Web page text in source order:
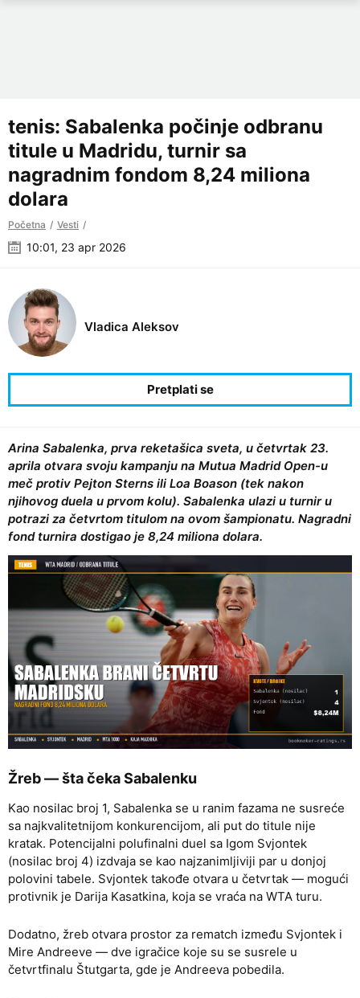
tenis: Sabalenka počinje odbranu
titule u Madridu, turnir sa
nagradnim fondom 8,24 miliona
dolara
Početna Vesti
10:01, 23 apr 2026
Vladica Aleksov
Arina Sabalenka, prva reketašica sveta, u četvrtak 23.
aprila otvara svoju kampanju na Mutua Madrid Open-u
meč protiv Pejton Sterns ili Loa Boason (tek nakon
njihovog duela u prvom kolu). Sabalenka ulazi u turnir u
potrazi za četvrtom titulom na ovom šampionatu. Nagradni
fond turnira dostigao je 8,24 miliona dolara.
Žreb — šta čeka Sabalenku
Kao nosilac broj 1, Sabalenka se u ranim fazama ne susreće
sa najkvalitetnijom konkurencijom, ali put do titule nije
kratak. Potencijalni polufinalni duel sa Igom Svjontek
(nosilac broj 4) izdvaja se kao najzanimljiviji par u donjoj
polovini tabele. Svjontek takođe otvara u četvrtak — mogući
protivnik je Darija Kasatkina, koja se vraća na WTA turu.
Dodatno, žreb otvara prostor za rematch između Svjontek i
Mire Andreeve — dve igračice koje su se susrele u
četvrtfinalu Štutgarta, gde je Andreeva pobedila.